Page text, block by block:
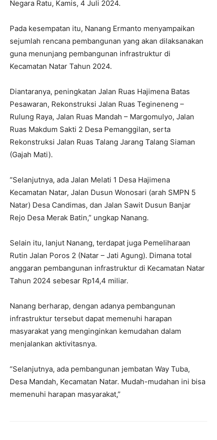
Negara Ratu, Kamis, 4 Juli 2024.
Pada kesempatan itu, Nanang Ermanto menyampaikan
sejumlah rencana pembangunan yang akan dilaksanakan
guna menunjang pembangunan infrastruktur di
Kecamatan Natar Tahun 2024.
Diantaranya, peningkatan Jalan Ruas Hajimena Batas
Pesawaran, Rekonstruksi Jalan Ruas Tegineneng –
Rulung Raya, Jalan Ruas Mandah – Margomulyo, Jalan
Ruas Makdum Sakti 2 Desa Pemanggilan, serta
Rekonstruksi Jalan Ruas Talang Jarang Talang Siaman
(Gajah Mati).
“Selanjutnya, ada Jalan Melati 1 Desa Hajimena
Kecamatan Natar, Jalan Dusun Wonosari (arah SMPN 5
Natar) Desa Candimas, dan Jalan Sawit Dusun Banjar
Rejo Desa Merak Batin,” ungkap Nanang.
Selain itu, lanjut Nanang, terdapat juga Pemeliharaan
Rutin Jalan Poros 2 (Natar – Jati Agung). Dimana total
anggaran pembangunan infrastruktur di Kecamatan Natar
Tahun 2024 sebesar Rp14,4 miliar.
Nanang berharap, dengan adanya pembangunan
infrastruktur tersebut dapat memenuhi harapan
masyarakat yang menginginkan kemudahan dalam
menjalankan aktivitasnya.
“Selanjutnya, ada pembangunan jembatan Way Tuba,
Desa Mandah, Kecamatan Natar. Mudah-mudahan ini bisa
memenuhi harapan masyarakat,”